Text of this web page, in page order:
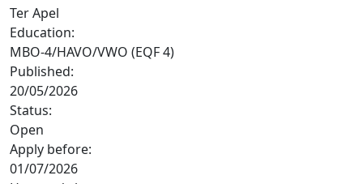
Ter Apel
Education:
MBO-4/HAVO/VWO (EQF 4)
Published:
20/05/2026
Status:
Open
Apply before:
01/07/2026